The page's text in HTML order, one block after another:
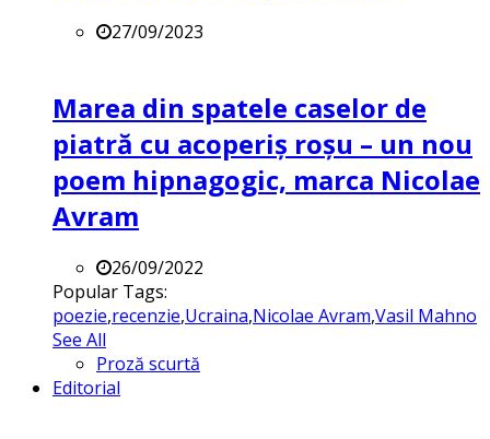
27/09/2023
Marea din spatele caselor de
piatră cu acoperiș roșu – un nou
poem hipnagogic, marca Nicolae
Avram
26/09/2022
Popular Tags:
poezie,recenzie,Ucraina,Nicolae Avram,Vasil Mahno
See All
Proză scurtă
Editorial